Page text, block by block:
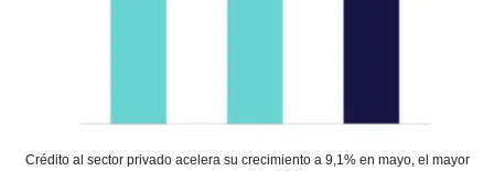
Crédito al sector privado acelera su crecimiento a 9,1% en mayo, el mayor